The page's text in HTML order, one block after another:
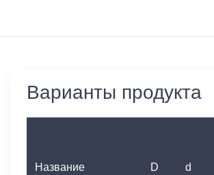
Варианты продукта
Название D d